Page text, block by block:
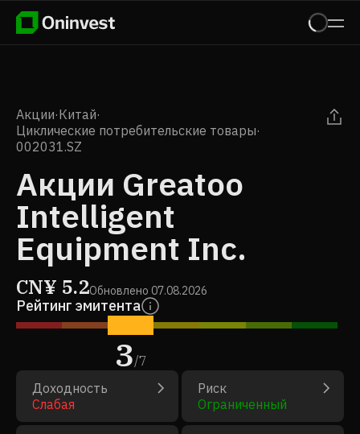
Акции·Китай·
Циклические потребительские товары·
002031.SZ
Акции Greatoo
Intelligent
Equipment Inc.
CN¥ 5.2Обновлено 07.08.2026
Рейтинг эмитента
3/7
Доходность
Слабая
Риск
Ограниченный